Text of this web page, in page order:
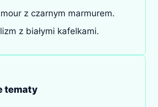
z czarnym marmurem.
z białymi kafelkami.
tematy